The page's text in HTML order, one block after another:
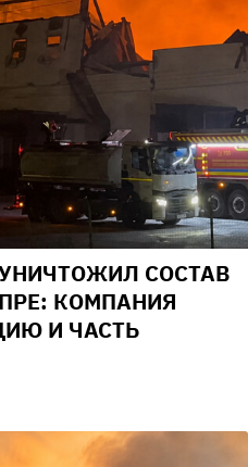
СОСТАВ
КОМПАНИЯ
И ЧАСТЬ